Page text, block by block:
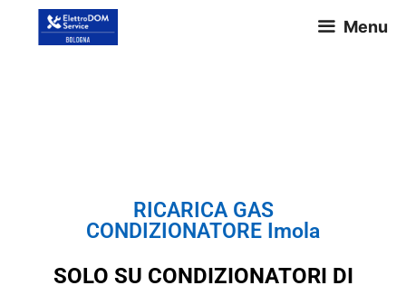
Menu
RICARICA GAS
CONDIZIONATORE Imola
SOLO SU CONDIZIONATORI DI